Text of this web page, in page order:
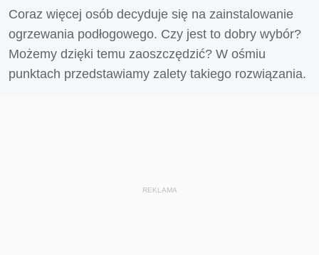
Coraz więcej osób decyduje się na zainstalowanie
ogrzewania podłogowego. Czy jest to dobry wybór?
Możemy dzięki temu zaoszczędzić? W ośmiu
punktach przedstawiamy zalety takiego rozwiązania.
REKLAMA